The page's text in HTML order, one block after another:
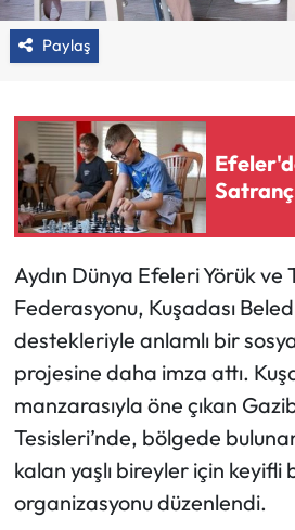
Paylaş
Aydın Dünya Efeleri Yörük ve
Federasyonu, Kuşadası
destekleriyle anlamlı bir
projesine daha imza attı.
manzarasıyla öne çıkan
Tesisleri’nde, bölgede
kalan yaşlı bireyler için keyifli
organizasyonu düzenlendi.